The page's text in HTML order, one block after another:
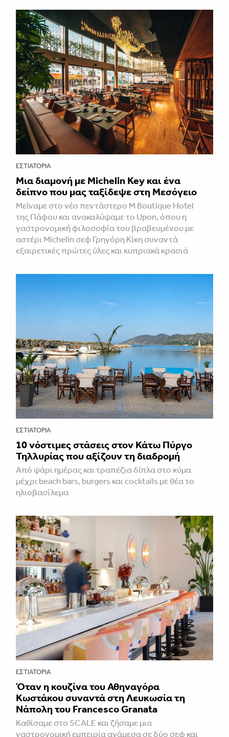
ΕΣΤΙΑΤΌΡΙΑ
Μια διαμονή με Michelin Key και ένα
δείπνο που μας ταξίδεψε στη Μεσόγειο
Μείναμε στο νέο πεντάστερο M Boutique Hotel
της Πάφου και ανακαλύψαμε το Upon, όπου η
γαστρονομική φιλοσοφία του βραβευμένου με
αστέρι Michelin σεφ Γρηγόρη Κίκη συναντά
εξαιρετικές πρώτες ύλες και κυπριακά κρασιά
ΕΣΤΙΑΤΌΡΙΑ
10 νόστιμες στάσεις στον Κάτω Πύργο
Τηλλυρίας που αξίζουν τη διαδρομή
Από ψάρι ημέρας και τραπέζια δίπλα στο κύμα
μέχρι beach bars, burgers και cocktails με θέα το
ηλιοβασίλεμα
ΕΣΤΙΑΤΌΡΙΑ
Όταν η κουζίνα του Αθηναγόρα
Κωστάκου συναντά στη Λευκωσία τη
Νάπολη του Francesco Granata
Καθίσαμε στο SCALE και ζήσαμε μια
γαστρονομική εμπειρία ανάμεσα σε δύο σεφ και